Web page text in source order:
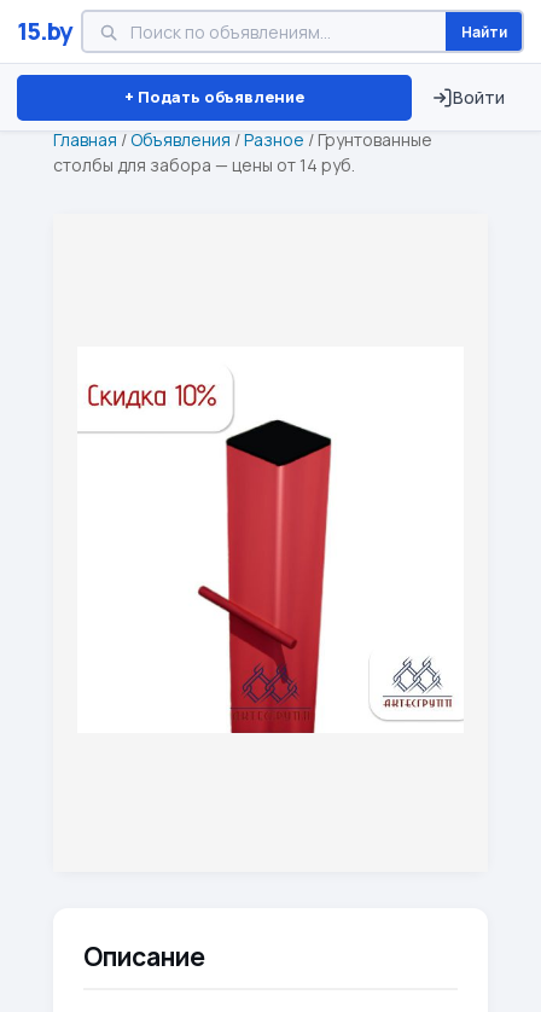
15.by Найти
+ Подать объявление Войти
Минск Витебск Брест ⏱ ТОЛЬКО 15 ДНЕЙ
Главная /Объявления /Разное / Грунтованные
столбы для забора — цены от 14 руб.
Описание